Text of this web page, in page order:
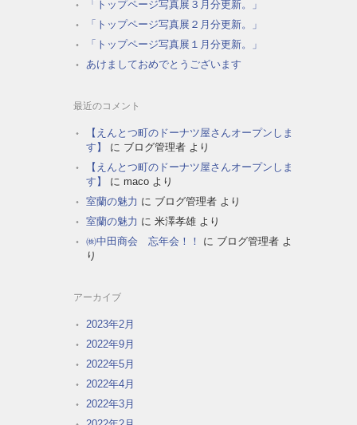
「トップページ写真展３月分更新。」
「トップページ写真展２月分更新。」
「トップページ写真展１月分更新。」
あけましておめでとうございます
最近のコメント
【えんとつ町のドーナツ屋さんオープンしま
す】
に ブログ管理者 より
【えんとつ町のドーナツ屋さんオープンしま
す】
に maco より
室蘭の魅力 に ブログ管理者 より
室蘭の魅力 に 米澤孝雄 より
㈱中田商会 忘年会！！
に ブログ管理者 よ
り
アーカイブ
2023年2月
2022年9月
2022年5月
2022年4月
2022年3月